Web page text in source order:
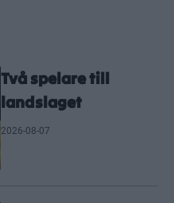
Två spelare till
landslaget
2026-08-07